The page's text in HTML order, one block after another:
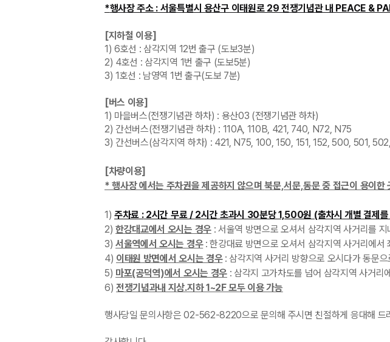
*행사장 주소 : 서울특별시 용산구 이태원로 29 전쟁기념관 내 PEACE
[지하철 이용]
1) 6호선 : 삼각지역 12번 출구 (도보3분)
2) 4호선 : 삼각지역 1번 출구 (도보5분)
3) 1호선 : 남영역 1번 출구(도보 7분)
[버스 이용]
1) 마을버스(전쟁기념관 하차) : 용산03 (전쟁기념관 하차)
2) 간선버스(전쟁기념관 하차) : 110A, 110B, 421, 740, N72, N75
3) 간선버스(삼각지역 하차) : 421, N75, 100, 150, 151, 152, 500, 501,
[차량이용]
* 행사장 에서는 주차권을 제공하지 않으며북문,서문,동문 중 접근이 용이한
1)주차료 :2시간 무료 / 2시간 초과시 30분당 1,500원 (출차시 개별 결제를
2)한강대교에서 오시는 경우: 서울역 방면으로 오셔서 삼각지역 사거리를 지
3)서울역에서 오시는 경우: 한강대료 방면으로 오셔서 삼각지역 사거리에
4) 이태원 방면에서 오시는 경우: 삼각지역 사거리 방향으로 오시다가 동문으
5) 마포(공덕역)에서 오시는 경우: 삼각지 고가차도를 넘어 삼각지역 사거리
6)전쟁기념과내 지상.지하 1~2F 모두 이용 가능
행사당일 문의사항은 02-562-8220으로 문의해 주시면 친절하게 응대해 드